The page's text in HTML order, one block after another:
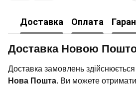
Доставка Оплата
Доставка Новою
Доставка замовлень
Нова Пошта. Ви можете отримати